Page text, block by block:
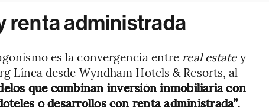
renta administrada
es la convergencia entre real estatey
Línea desde Wyndham Hotels & Resorts, al
que combinan inversión inmobiliaria con
o desarrollos con renta administrada”.